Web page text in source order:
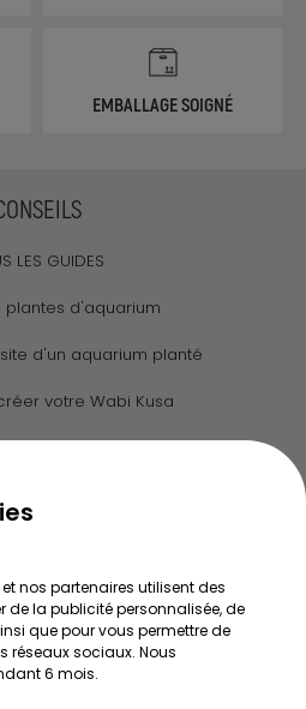
EMBALLAGE SOIGNÉ
LES GUIDES
plantes d'aquarium
d'un aquarium planté
votre Wabi Kusa
SERVICES
légales
de vente
nos partenaires utilisent des
de la publicité personnalisée, de
que pour vous permettre de
réseaux sociaux. Nous
6 mois.